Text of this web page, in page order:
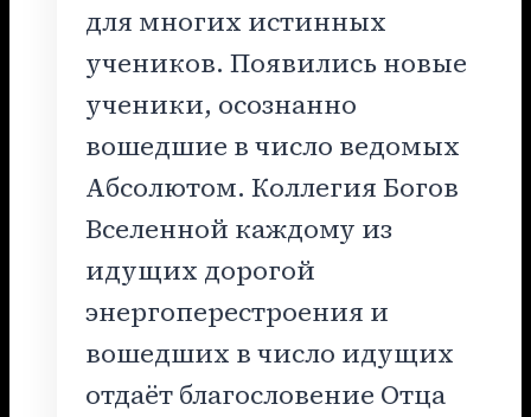
для многих истинных
учеников. Появились новые
ученики, осознанно
вошедшие в число ведомых
Абсолютом. Коллегия Богов
Вселенной каждому из
идущих дорогой
энергоперестроения и
вошедших в число идущих
отдаёт благословение Отца